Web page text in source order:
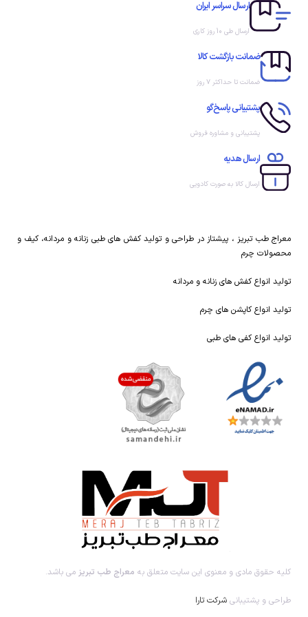
و قوس طولی و عرضی
ارسال سراسر ایران
ارسال طی 10 روز کاری
ضمانت بازگشت کالا
ضمانت تا حداکثر ۷ روز
پشتیبانی پاسخ‌گو
پشتیبانی و مشاوره فروش
ارسال هدیه
ارسال کالا به صورت کادویی
معراج طب تبریز ، پیشتاز در طراحی و تولید کفش های طبی زنانه و مردانه، کیف و
محصولات چرم
تولید انواع کفش های زنانه و مردانه
تولید انواع کاپشن های چرم
تولید انواع کفی های طبی
کلیه حقوق مادی و معنوی این سایت متعلق به معراج طب تبریز می باشد.
طراحی و پشتیبانی شرکت تارا